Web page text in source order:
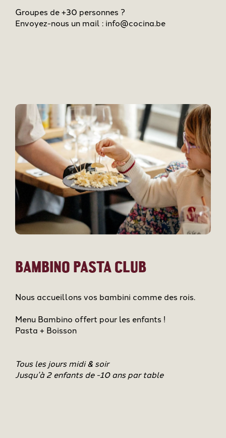
Groupes de +30 personnes ?
Envoyez-nous un mail : info@cocina.be
BAMBINO PASTA CLUB
Nous accueillons vos bambini comme des rois.
Menu Bambino offert pour les enfants !
Pasta + Boisson
Tous les jours midi & soir
Jusqu’à 2 enfants de -10 ans par table